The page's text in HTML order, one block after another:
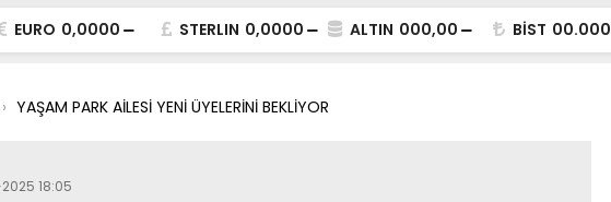
EURO 0,0000 STERLIN 0,0000 ALTIN 000,00 BİST 00.000
YAŞAM PARK AİLESİ YENİ ÜYELERİNİ BEKLİYOR
18:05